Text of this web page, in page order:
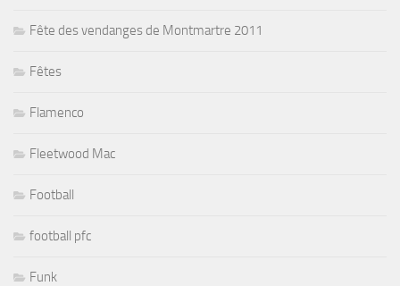
Fête des vendanges de Montmartre 2011
Fêtes
Flamenco
Fleetwood Mac
Football
football pfc
Funk